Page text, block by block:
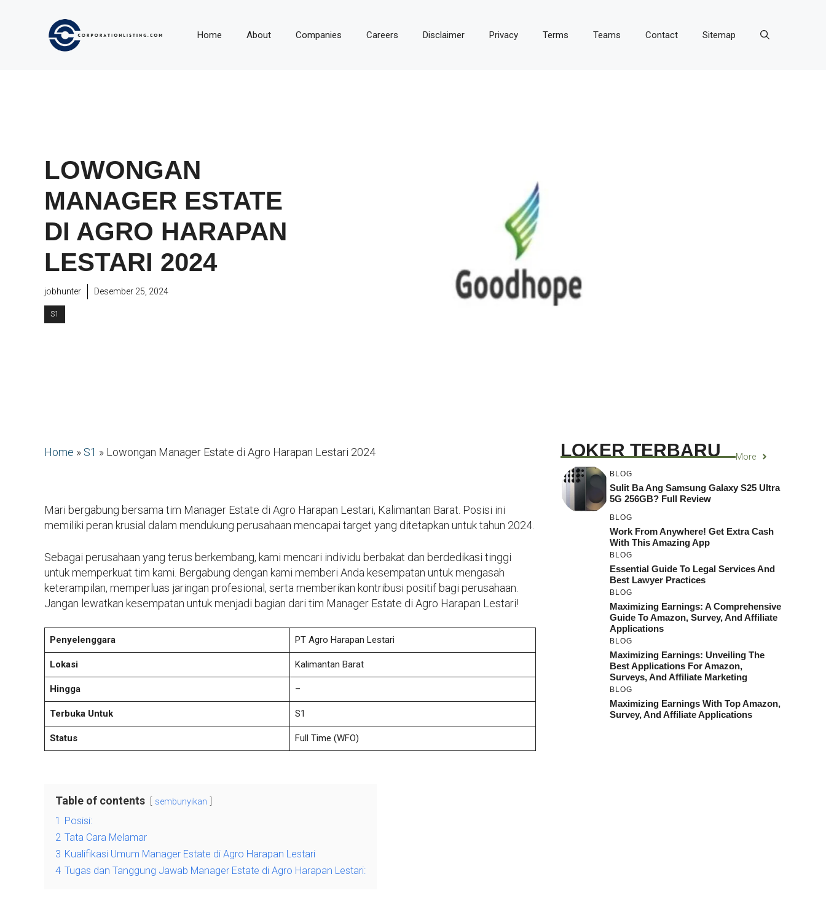
Home About Companies Careers Disclaimer Privacy Terms Teams Contact Sitemap
LOWONGAN
MANAGER ESTATE
DI AGRO HARAPAN
LESTARI 2024
jobhunter Desember 25, 2024
S1
Home » S1 » Lowongan Manager Estate di Agro Harapan Lestari 2024
Mari bergabung bersama tim Manager Estate di Agro Harapan Lestari, Kalimantan Barat. Posisi ini
memiliki peran krusial dalam mendukung perusahaan mencapai target yang ditetapkan untuk tahun 2024.
Sebagai perusahaan yang terus berkembang, kami mencari individu berbakat dan berdedikasi tinggi
untuk memperkuat tim kami. Bergabung dengan kami memberi Anda kesempatan untuk mengasah
keterampilan, memperluas jaringan profesional, serta memberikan kontribusi positif bagi perusahaan.
Jangan lewatkan kesempatan untuk menjadi bagian dari tim Manager Estate di Agro Harapan Lestari!
Penyelenggara PT Agro Harapan Lestari
Lokasi Kalimantan Barat
Hingga –
Terbuka Untuk S1
Status Full Time (WFO)
Table of contents sembunyikan
1
Posisi:
2 Tata Cara Melamar
3 Kualifikasi Umum Manager Estate di Agro Harapan Lestari
4 Tugas dan Tanggung Jawab Manager Estate di Agro Harapan Lestari:
LOKER TERBARU More
BLOG
Sulit Ba Ang Samsung Galaxy S25 Ultra
5G 256GB? Full Review
BLOG
Work From Anywhere! Get Extra Cash
With This Amazing App
BLOG
Essential Guide To Legal Services And
Best Lawyer Practices
BLOG
Maximizing Earnings: A Comprehensive
Guide To Amazon, Survey, And Affiliate
Applications
BLOG
Maximizing Earnings: Unveiling The
Best Applications For Amazon,
Surveys, And Affiliate Marketing
BLOG
Maximizing Earnings With Top Amazon,
Survey, And Affiliate Applications